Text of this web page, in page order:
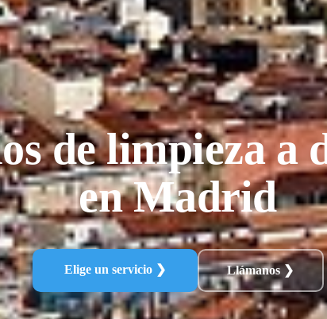
de limpieza a
en Madrid
Elige un servicio ❯ Llámanos ❯